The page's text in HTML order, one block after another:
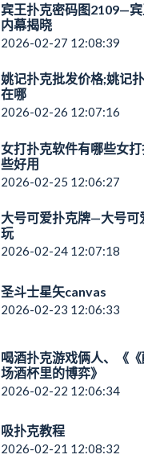
宾王扑克密码图2109—
内幕揭晓
2026-02-27 12:08:39
姚记扑克批发价格;姚记
在哪
2026-02-26 12:07:16
女打扑克软件有哪些女
些好用
2026-02-25 12:06:27
大号可爱扑克牌—大号可
玩
2026-02-24 12:07:18
圣斗士星矢canvas
2026-02-23 12:06:33
喝酒扑克游戏俩人、《
场酒杯里的博弈》
2026-02-22 12:06:34
吸扑克教程
2026-02-21 12:08:32